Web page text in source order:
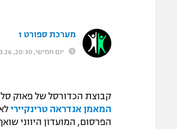
מערכת ספורט 1
יום חמישי, 20:30, 05.03.26
קבוצת הכדורסל של פאוק
המאמן אנדראה טרינקיירי
הפרסום, המועדון היווני